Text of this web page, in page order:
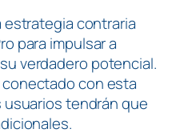
estrategia contraria
para impulsar a
verdadero potencial.
con esta
tendrán que